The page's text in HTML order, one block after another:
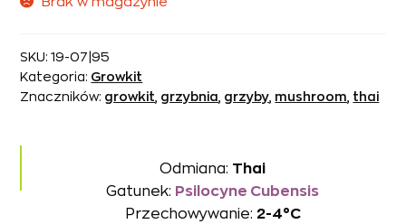
SKU:19-07|95
Kategoria: Growkit
Znaczników: growkit grzybnia grzyby mushroom thai
Odmiana: Thai
Gatunek: Psilocyne Cubensis
Przechowywanie: 2-4°C